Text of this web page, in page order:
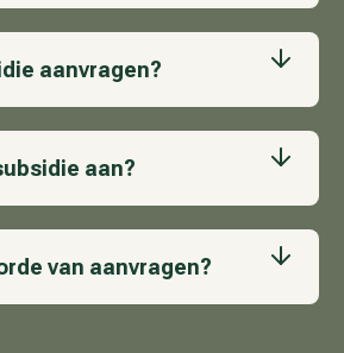
aanvragen?
aan?
van aanvragen?